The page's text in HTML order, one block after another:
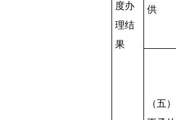
度办
理结
果
供
（五）